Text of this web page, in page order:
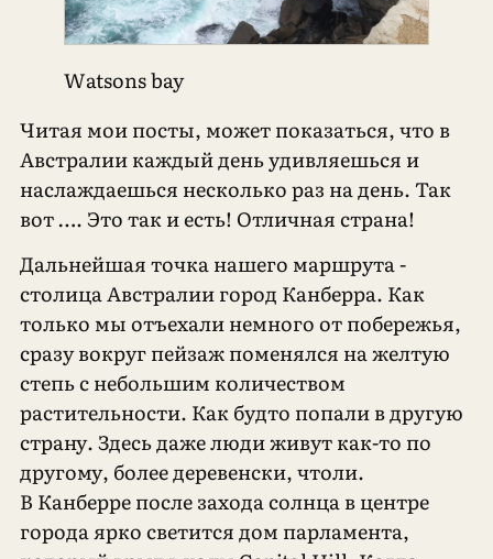
Watsons bay
Читая мои посты, может показаться, что в
Австралии каждый день удивляешься и
наслаждаешься несколько раз на день. Так
вот …. Это так и есть! Отличная страна!
Дальнейшая точка нашего маршрута -
столица Австралии город Канберра. Как
только мы отъехали немного от побережья,
сразу вокруг пейзаж поменялся на желтую
степь с небольшим количеством
растительности. Как будто попали в другую
страну. Здесь даже люди живут как-то по
другому, более деревенски, чтоли.
В Канберре после захода солнца в центре
города ярко светится дом парламента,